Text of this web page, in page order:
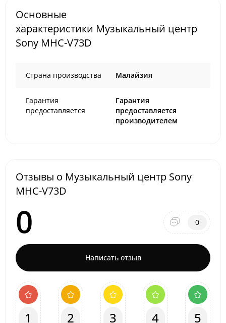
Основные
характеристики Музыкальный центр
Sony MHC-V73D
Страна производства Малайзия
Гарантия
предоставляется
Гарантия
предоставляется
производителем
Отзывы о Музыкальный центр Sony
MHC-V73D
0 0
Написать отзыв
1 2 3 4 5